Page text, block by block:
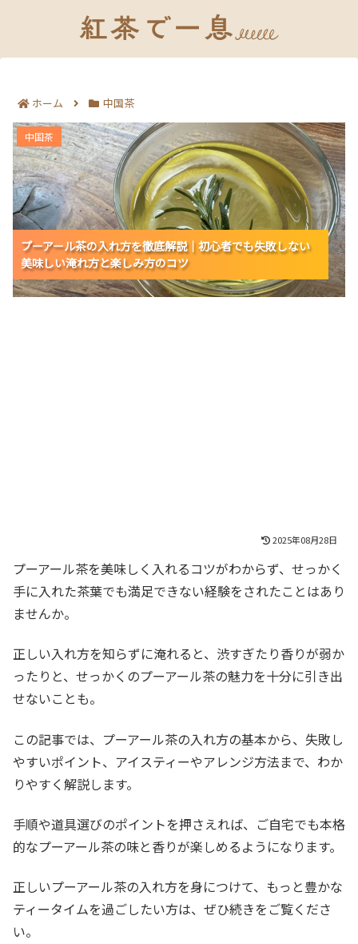
ホーム 中国茶
プーアール茶の入れ方を徹底解説｜初心者でも失敗しな
い美味しい淹れ方と楽しみ方のコツ
プーアール茶の入れ方を徹底解説｜初心者でも失敗しない
美味しい淹れ方と楽しみ方のコツ
プーアール茶の入れ方を徹底解説｜初心者でも失敗しない
美味しい淹れ方と楽しみ方のコツ
プーアール茶の入れ方を徹底解説｜初心者でも失敗しない
美味しい淹れ方と楽しみ方のコツ
中国茶
2025年08月28日
プーアール茶を美味しく入れるコツがわからず、せっかく
手に入れた茶葉でも満足できない経験をされたことはあり
ませんか。
正しい入れ方を知らずに淹れると、渋すぎたり香りが弱か
ったりと、せっかくのプーアール茶の魅力を十分に引き出
せないことも。
この記事では、プーアール茶の入れ方の基本から、失敗し
やすいポイント、アイスティーやアレンジ方法まで、わか
りやすく解説します。
手順や道具選びのポイントを押さえれば、ご自宅でも本格
的なプーアール茶の味と香りが楽しめるようになります。
正しいプーアール茶の入れ方を身につけて、もっと豊かな
ティータイムを過ごしたい方は、ぜひ続きをご覧くださ
い。